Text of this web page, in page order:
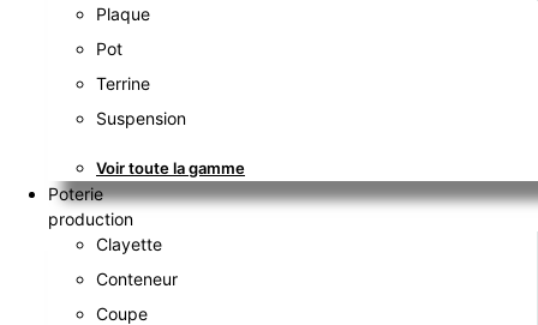
Plaque
Pot
Terrine
Suspension
Voir toute la gamme
Poterie
production
Clayette
Conteneur
Coupe